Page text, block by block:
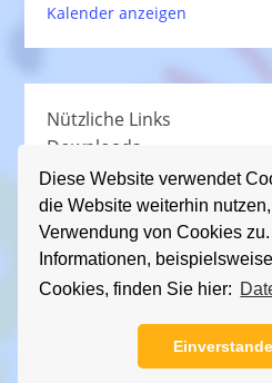
Diese Website verwendet
die Website weiterhin
Verwendung von Cookies
Informationen,
Cookies, finden Sie hier:
n
h
o
n
o
r
h
o
b
e
n
Kalender anzeigen
Nützliche Links
Downloads
Schullied
Impressum|